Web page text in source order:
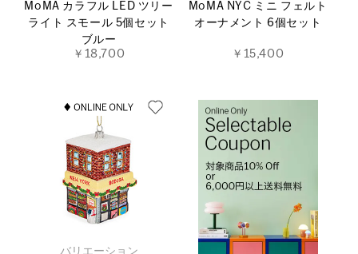
MoMA カラフル LED ツリー
ライト スモール 5個セット
ブルー
￥18,700
MoMA NYC ミニ フェルト
オーナメント 6個セット
￥15,400